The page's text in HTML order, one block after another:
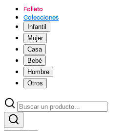
Folleto
Colecciones
Infantil
Mujer
Casa
Bebé
Hombre
Otros